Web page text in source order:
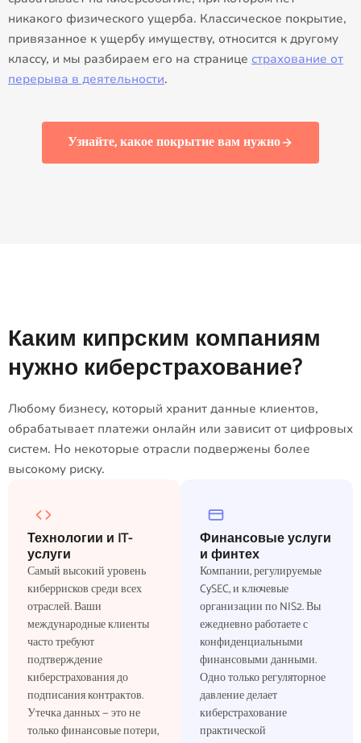
никакого физического ущерба. Классическое покрытие,
привязанное к ущербу имуществу, относится к другому
классу, и мы разбираем его на странице страхование от
перерыва в деятельности.
Узнайте, какое покрытие вам нужно
Каким кипрским компаниям
нужно киберстрахование?
Любому бизнесу, который хранит данные клиентов,
обрабатывает платежи онлайн или зависит от цифровых
систем. Но некоторые отрасли подвержены более
высокому риску.
Технологии и IT-
услуги
Самый высокий уровень
киберрисков среди всех
отраслей. Ваши
международные клиенты
часто требуют
подтверждение
киберстрахования до
подписания контрактов.
Утечка данных — это не
только финансовые потери,
Финансовые услуги
и финтех
Компании, регулируемые
CySEC, и ключевые
организации по NIS2. Вы
ежедневно работаете с
конфиденциальными
финансовыми данными.
Одно только регуляторное
давление делает
киберстрахование
практической